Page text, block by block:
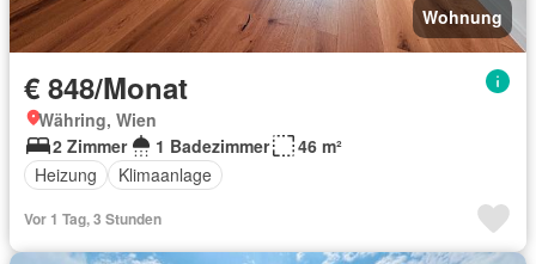
Wohnung
€ 848/Monat
Währing, Wien
2 Zimmer
1 Badezimmer
46 m²
Heizung
Klimaanlage
Vor 1 Tag, 3 Stunden